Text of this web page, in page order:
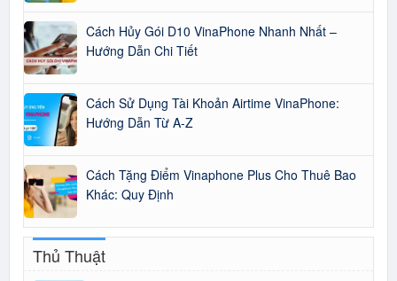
Cách Hủy Gói D10 VinaPhone Nhanh Nhất –
Hướng Dẫn Chi Tiết
Cách Sử Dụng Tài Khoản Airtime VinaPhone:
Hướng Dẫn Từ A-Z
Cách Tặng Điểm Vinaphone Plus Cho Thuê Bao
Khác: Quy Định
Thủ Thuật